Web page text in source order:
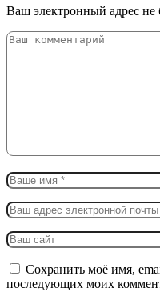
Ваш электронный адрес не
Сохранить моё имя,
последующих моих